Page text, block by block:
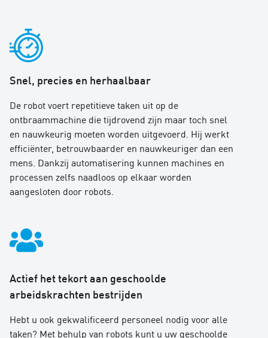
Snel, precies en herhaalbaar
De robot voert repetitieve taken uit op de
ontbraammachine die tijdrovend zijn maar toch snel
en nauwkeurig moeten worden uitgevoerd. Hij werkt
efficiënter, betrouwbaarder en nauwkeuriger dan een
mens. Dankzij automatisering kunnen machines en
processen zelfs naadloos op elkaar worden
aangesloten door robots.
Actief het tekort aan geschoolde
arbeidskrachten bestrijden
Hebt u ook gekwalificeerd personeel nodig voor alle
taken? Met behulp van robots kunt u uw geschoolde